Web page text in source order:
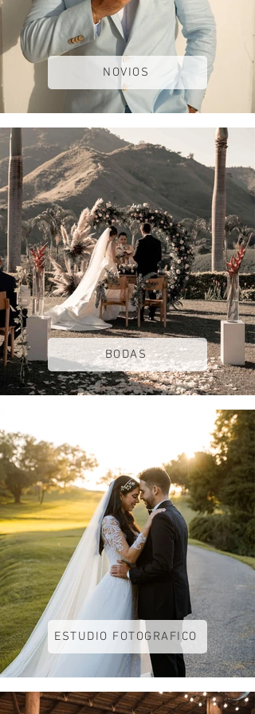
NOVIOS
BODAS
ESTUDIO FOTOGRAFICO